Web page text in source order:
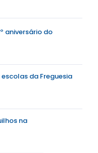
aniversário do
da Freguesia
na